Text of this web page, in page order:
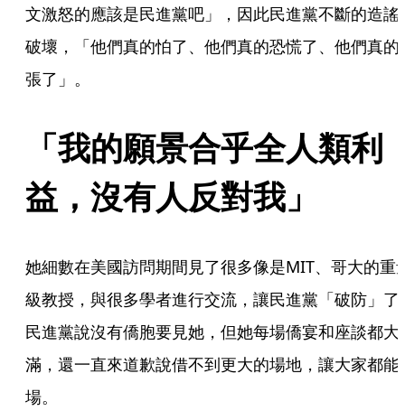
文激怒的應該是民進黨吧」，因此民進黨不斷的造謠
破壞，「他們真的怕了、他們真的恐慌了、他們真的
張了」。
「我的願景合乎全人類利
益，沒有人反對我」
她細數在美國訪問期間見了很多像是MIT、哥大的重
級教授，與很多學者進行交流，讓民進黨「破防」了
民進黨說沒有僑胞要見她，但她每場僑宴和座談都大
滿，還一直來道歉說借不到更大的場地，讓大家都能
場。